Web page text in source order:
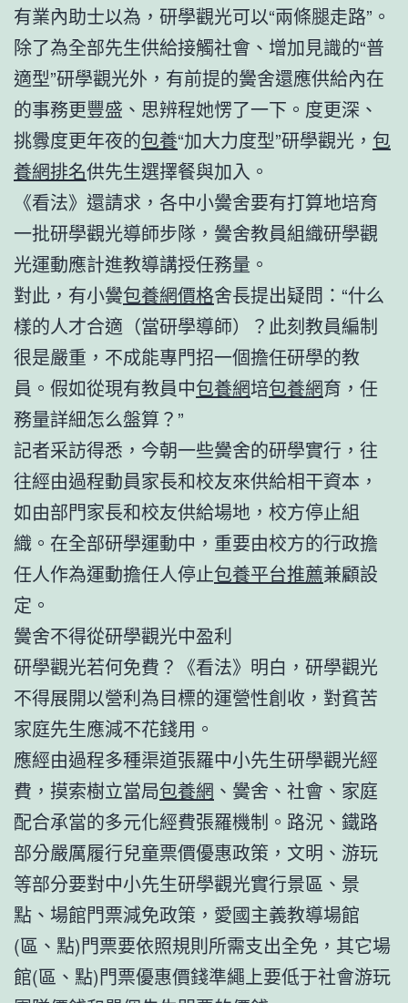
有業內助士以為，研學觀光可以“兩條腿走路”。
除了為全部先生供給接觸社會、增加見識的“普
適型”研學觀光外，有前提的黌舍還應供給內在
的事務更豐盛、思辨程她愣了一下。度更深、
挑釁度更年夜的包養“加大力度型”研學觀光， 包
養網排名供先生選擇餐與加入。
《看法》還請求，各中小黌舍要有打算地培育
一批研學觀光導師步隊，黌舍教員組織研學觀
光運動應計進教導講授任務量。
對此，有小黌包養網價格舍長提出疑問：“什么
樣的人才合適（當研學導師）？此刻教員編制
很是嚴重，不成能專門招一個擔任研學的教
員。假如從現有教員中包養網培包養網育，任
務量詳細怎么盤算？”
記者采訪得悉，今朝一些黌舍的研學實行，往
往經由過程動員家長和校友來供給相干資本，
如由部門家長和校友供給場地，校方停止組
織。在全部研學運動中，重要由校方的行政擔
任人作為運動擔任人停止包養平台推薦兼顧設
定。
黌舍不得從研學觀光中盈利
研學觀光若何免費？《看法》明白，研學觀光
不得展開以營利為目標的運營性創收，對貧苦
家庭先生應減不花錢用。
應經由過程多種渠道張羅中小先生研學觀光經
費，摸索樹立當局包養網 、黌舍、社會、家庭
配合承當的多元化經費張羅機制。路況、鐵路
部分嚴厲履行兒童票價優惠政策，文明、游玩
等部分要對中小先生研學觀光實行景區、景
點、場館門票減免政策，愛國主義教導場館
(區、點)門票要依照規則所需支出全免，其它場
館(區、點)門票優惠價錢準繩上要低于社會游玩